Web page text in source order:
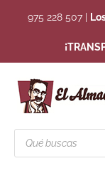
975 228 507